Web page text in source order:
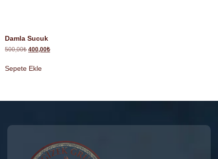
Damla Sucuk
500,00₺ 400,00₺
Sepete Ekle